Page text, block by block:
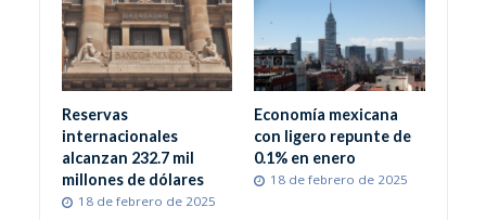
Reservas
internacionales
alcanzan 232.7 mil
millones de dólares
18 de febrero de 2025
Economía mexicana
con ligero repunte de
0.1% en enero
18 de febrero de 2025